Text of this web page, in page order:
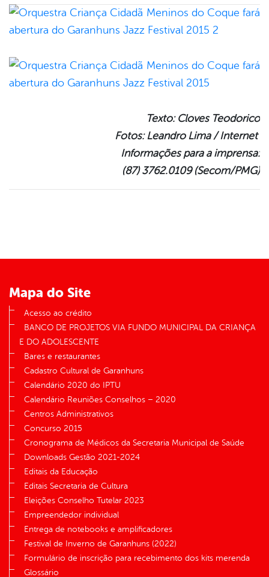
Texto: Cloves Teodorico
Fotos: Leandro Lima / Internet
Informações para a imprensa:
(87) 3762.0109 (Secom/PMG)
Mapa do Site
Acesso ao crédito
BANCO DE PROJETOS VIA FUNDO MUNICIPAL DA CRIANÇA
E DO ADOLESCENTE
Bares e restaurantes
Cadastro Cultural de Garanhuns
Calendário 2020 do IPTU
Calendário Reuniões Conselhos – 2020
Centros Administrativos
Concurso 2015
Cronograma de Médicos da Secretaria Municipal de Saúde
Downloads Gestão 2021-2024
Editais da Educação
Editais Secretaria de Cultura
Eleições Conselho Tutelar 2023
Empreendedor individual
Entrega de notebooks e amplificadores
Festival de Inverno de Garanhuns (2022)
Formulário de inscrição para recebimento dos kits merenda
Glossário